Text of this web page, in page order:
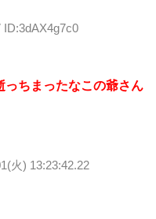
ID:3dAX4g7c0
っちまったなこの爺さん
火) 13:23:42.22